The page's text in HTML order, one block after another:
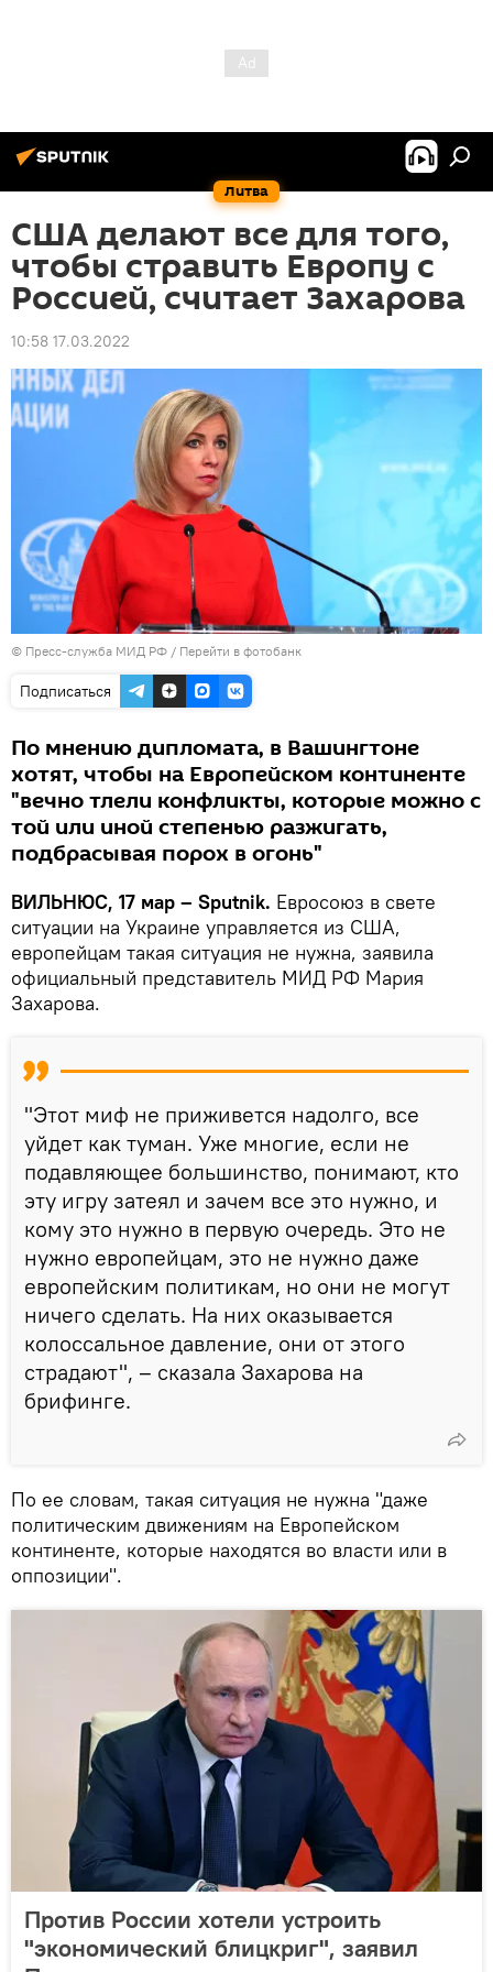
Литва
США делают все для того,
чтобы стравить Европу с
Россией, считает Захарова
10:58 17.03.2022
© Пресс-служба МИД РФ / Перейти в фотобанк
Подписаться
По мнению дипломата, в Вашингтоне
хотят, чтобы на Европейском континенте
"вечно тлели конфликты, которые можно с
той или иной степенью разжигать,
подбрасывая порох в огонь"
ВИЛЬНЮС, 17 мар – Sputnik. Евросоюз в свете
ситуации на Украине управляется из США,
европейцам такая ситуация не нужна, заявила
официальный представитель МИД РФ Мария
Захарова.
"Этот миф не приживется надолго, все
уйдет как туман. Уже многие, если не
подавляющее большинство, понимают, кто
эту игру затеял и зачем все это нужно, и
кому это нужно в первую очередь. Это не
нужно европейцам, это не нужно даже
европейским политикам, но они не могут
ничего сделать. На них оказывается
колоссальное давление, они от этого
страдают", – сказала Захарова на
брифинге.
По ее словам, такая ситуация не нужна "даже
политическим движениям на Европейском
континенте, которые находятся во власти или в
оппозиции".
Против России хотели устроить
"экономический блицкриг", заявил